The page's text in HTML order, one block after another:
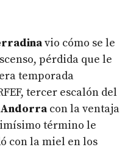
vio cómo se le
pérdida que le
temporada
tercer escalón del
Andorra con la ventaja
término le
con la miel en los